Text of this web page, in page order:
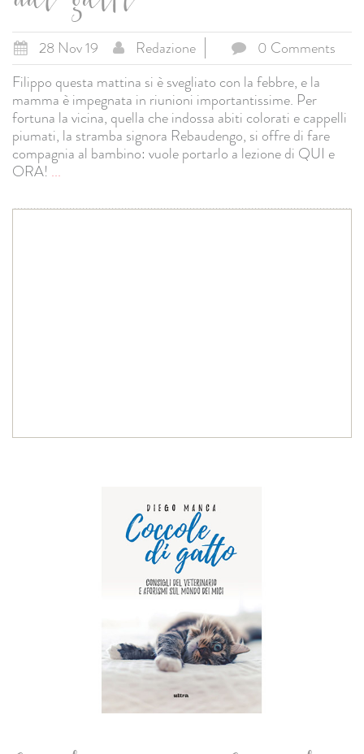
28 Nov 19 Redazione
0 Comments
Filippo questa mattina si è svegliato con la febbre, e la
mamma è impegnata in riunioni importantissime. Per
fortuna la vicina, quella che indossa abiti colorati e cappelli
piumati, la stramba signora Rebaudengo, si offre di fare
compagnia al bambino: vuole portarlo a lezione di QUI e
ORA! ...